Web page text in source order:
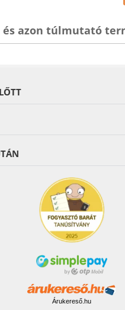
és azon túlmutató
Árukereső.hu